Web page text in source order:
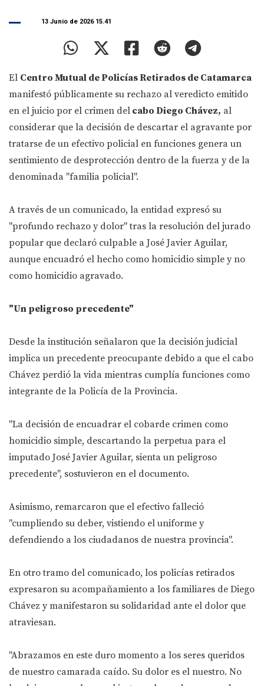
13 Junio de 2026 15.41
El Centro Mutual de Policías Retirados de Catamarca
manifestó públicamente su rechazo al veredicto emitido
en el juicio por el crimen del cabo Diego Chávez, al
considerar que la decisión de descartar el agravante por
tratarse de un efectivo policial en funciones genera un
sentimiento de desprotección dentro de la fuerza y de la
denominada "familia policial".
A través de un comunicado, la entidad expresó su
"profundo rechazo y dolor" tras la resolución del jurado
popular que declaró culpable a José Javier Aguilar,
aunque encuadró el hecho como homicidio simple y no
como homicidio agravado.
"Un peligroso precedente"
Desde la institución señalaron que la decisión judicial
implica un precedente preocupante debido a que el cabo
Chávez perdió la vida mientras cumplía funciones como
integrante de la Policía de la Provincia.
"La decisión de encuadrar el cobarde crimen como
homicidio simple, descartando la perpetua para el
imputado José Javier Aguilar, sienta un peligroso
precedente", sostuvieron en el documento.
Asimismo, remarcaron que el efectivo falleció
"cumpliendo su deber, vistiendo el uniforme y
defendiendo a los ciudadanos de nuestra provincia".
En otro tramo del comunicado, los policías retirados
expresaron su acompañamiento a los familiares de Diego
Chávez y manifestaron su solidaridad ante el dolor que
atraviesan.
"Abrazamos en este duro momento a los seres queridos
de nuestro camarada caído. Su dolor es el nuestro. No